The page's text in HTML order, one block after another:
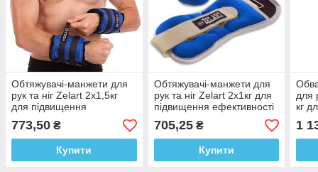
Обтяжувачі-манжети для
рук та ніг Zelart 2x1,5кг
для підвищення
ефективності тренувань
773,50 ₴
Купити
Обтяжувачі-манжети для
рук та ніг Zelart 2x1кг для
підвищення ефективності
тренувань
705,25₴
Купити
для
кг
1